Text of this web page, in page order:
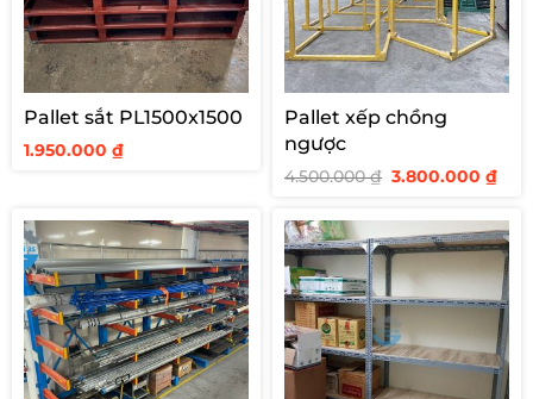
Pallet sắt PL1500x1500
1.950.000 ₫
Pallet xếp chồng
ngược
4.500.000₫ Giá
4.500.000 ₫.
3.800.000₫Giá
là: